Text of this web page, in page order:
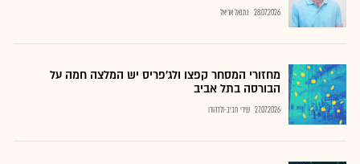
28.07.2026 נתנאל אריאל
מחזורי המסחר קפצו ולג'פריס יש המלצה חמה על
הבורסה בתל אביב
27.07.2026 שירי חביב-ולדהורן